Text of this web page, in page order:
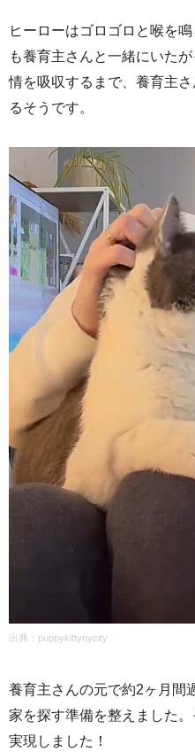
ヒーローはゴロゴロと喉を
も養育主さんと一緒にいた
情を吸収するまで、養育主
るそうです。
出典：puppykittynycity
養育主さんの元で約2ヶ月間
家を探す準備を整えました
実現しました！